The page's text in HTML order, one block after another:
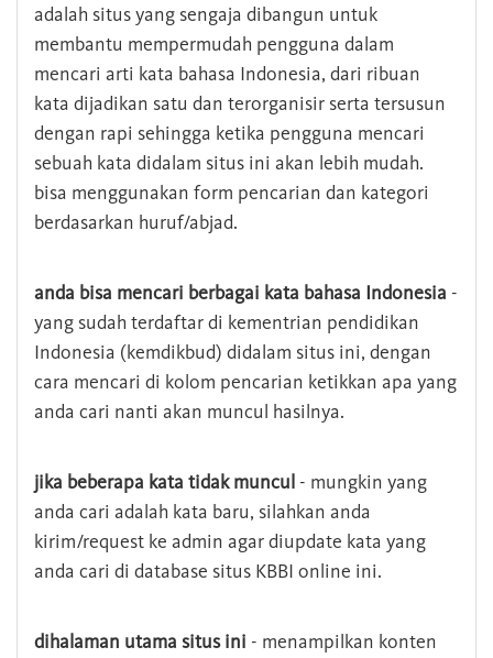
adalah situs yang sengaja dibangun untuk
membantu mempermudah pengguna dalam
mencari arti kata bahasa Indonesia, dari ribuan
kata dijadikan satu dan terorganisir serta tersusun
dengan rapi sehingga ketika pengguna mencari
sebuah kata didalam situs ini akan lebih mudah.
bisa menggunakan form pencarian dan kategori
berdasarkan huruf/abjad.
anda bisa mencari berbagai kata bahasa Indonesia -
yang sudah terdaftar di kementrian pendidikan
Indonesia (kemdikbud) didalam situs ini, dengan
cara mencari di kolom pencarian ketikkan apa yang
anda cari nanti akan muncul hasilnya.
jika beberapa kata tidak muncul - mungkin yang
anda cari adalah kata baru, silahkan anda
kirim/request ke admin agar diupdate kata yang
anda cari di database situs KBBI online ini.
dihalaman utama situs ini - menampilkan konten